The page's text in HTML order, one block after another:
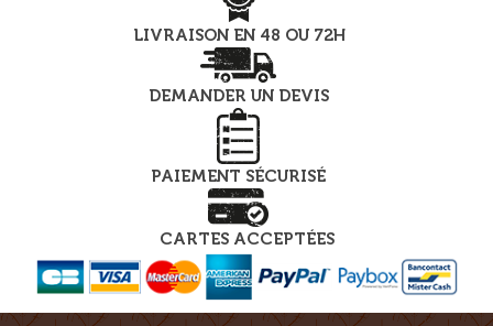
LIVRAISON EN 48 OU 72H
DEMANDER UN DEVIS
PAIEMENT SÉCURISÉ
CARTES ACCEPTÉES